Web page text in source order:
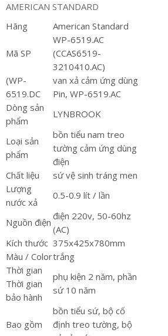
AMERICAN STANDARD
Hãng
American Standard
Mã SP
WP-6519.AC
(CCAS6519-
3210410.AC)
(WP-
6519.DC
van xả cảm ứng dùng
Pin, WP-6519.AC
Dòng sản
phẩm
LYNBROOK
Loại sản
phẩm
bồn tiểu nam treo
tường cảm ứng dùng
điện
Chất liệu
sứ vệ sinh tráng men
Lượng
nước xả
0.5-0.9 lít / lần
Nguồn điện
điện 220v, 50-60hz
(AC)
Kích thước 375x425x780mm
Màu / Colortrắng
Thời gian
Thời gian
bảo hành
phụ kiện 2 năm, phần
sứ 10 năm
Bao gồm
bồn tiểu sứ, bộ cố
định treo tường, bộ